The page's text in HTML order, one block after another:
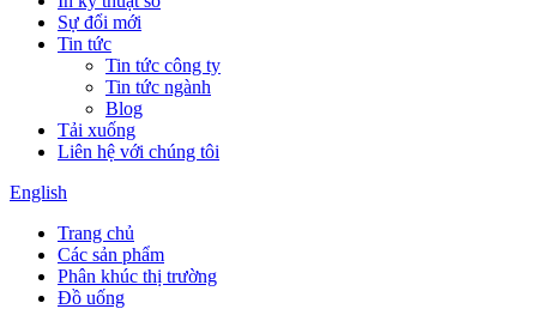
Sự đổi mới
Tin tức
Tin tức công ty
Tin tức ngành
Blog
Tải xuống
Liên hệ với chúng tôi
English
Trang chủ
Các sản phẩm
Phân khúc thị trường
Đồ uống